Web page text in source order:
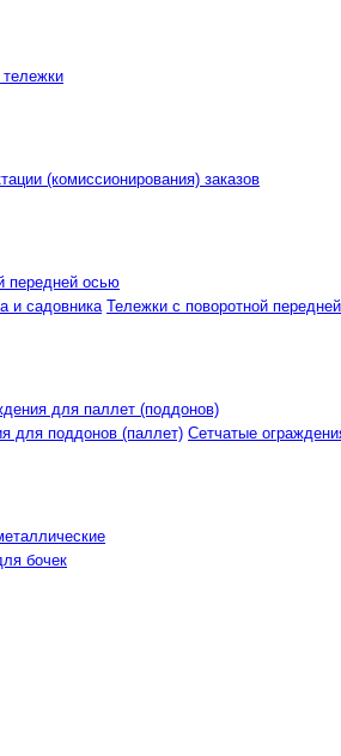
(комиссионирования) заказов
передней осью
и садовника Тележки с поворотной
для паллет (поддонов)
для поддонов (паллет) Сетчатые
бочек